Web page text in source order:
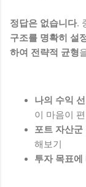
정답은 없습니다.
구조를 명확히 설
하여 전략적 균형
나의 수익
이 마음이
포트 자산군
해보기
투자 목표에